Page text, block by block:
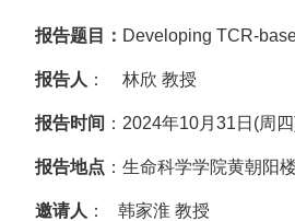
报告题目： Developing TCR-
报告人 ： 林欣 教授
报告时间 ：2024年10月31日(周
报告地点 ：生命科学学院黄朝阳
邀请人 ： 韩家淮 教授